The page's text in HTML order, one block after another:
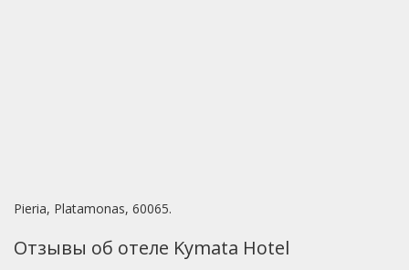
Pieria, Platamonas, 60065.
Отзывы об отеле Kymata Hotel